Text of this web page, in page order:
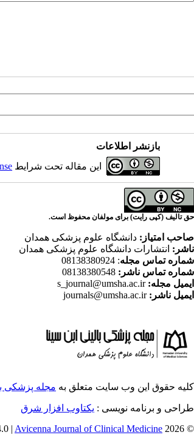
بازنشر اطلاعات
این مقاله تحت شرایط
حق تالیف (کپی رایت) برای مولفان محفوظ است.
صاحب امتیاز: دانشگاه علوم پزشکی همدان
ناشر: انتشارات دانشگاه علوم پزشکی همدان
شماره تماس مجله: 08138380924
شماره تماس ناشر:
ایمیل مجله: s_journal@umsha.ac.ir
ایمیل ناشر: journals@umsha.ac.ir
کلیه حقوق این وب سایت متعلق به مجله پزشکی
طراحی و برنامه نویسی : یکتاوب افزار شرق
© 2026 CC BY-NC 4.0 |
Avicenna Journal of Clinical Medicine